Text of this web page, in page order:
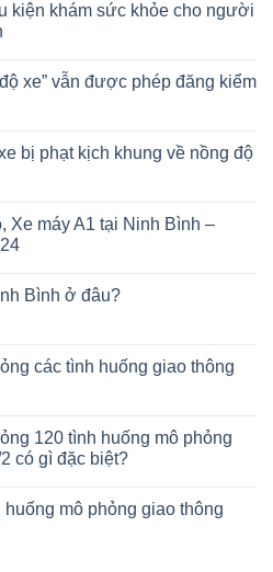
kiện khám sức khỏe cho người
xe” vẫn được phép đăng kiểm
bị phạt kịch khung về nồng độ
Xe máy A1 tại Ninh Bình –
Bình ở đâu?
các tình huống giao thông
120 tình huống mô phỏng
có gì đặc biệt?
mô phỏng giao thông